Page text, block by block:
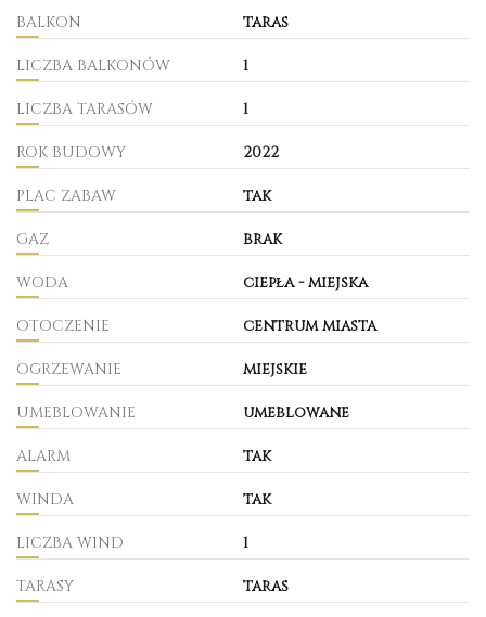
BALKON taras
LICZBA BALKONÓW 1
LICZBA TARASÓW 1
ROK BUDOWY 2022
PLAC ZABAW tak
GAZ brak
WODA ciepła - miejska
OTOCZENIE centrum miasta
OGRZEWANIE miejskie
UMEBLOWANIE umeblowane
ALARM tak
WINDA tak
LICZBA WIND 1
TARASY taras